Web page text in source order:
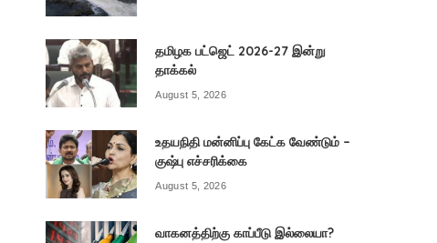
தமிழக பட்ஜெட் 2026-27 இன்று
தாக்கல்
August 5, 2026
உதயநிதி மன்னிப்பு கேட்க வேண்டும் –
குஷ்பு எச்சரிக்கை
August 5, 2026
வாகனத்திற்கு காப்பீடு இல்லையா?